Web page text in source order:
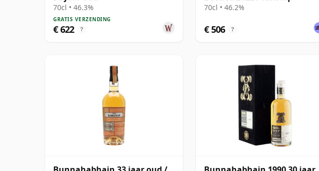
70cl • 46.3%
GRATIS VERZENDING
€ 622 ?
70cl • 46.2%
€ 506 ?